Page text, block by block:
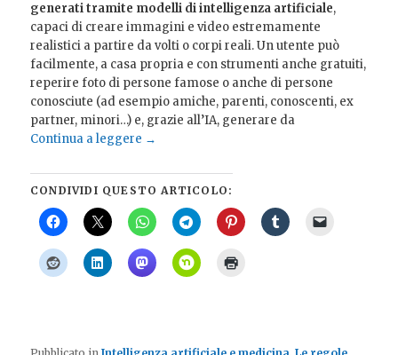
generati tramite modelli di intelligenza artificiale,
capaci di creare immagini e video estremamente
realistici a partire da volti o corpi reali. Un utente può
facilmente, a casa propria e con strumenti anche gratuiti,
reperire foto di persone famose o anche di persone
conosciute (ad esempio amiche, parenti, conoscenti, ex
partner, minori…) e, grazie all’IA, generare da
Continua a leggere →
CONDIVIDI QUESTO ARTICOLO: